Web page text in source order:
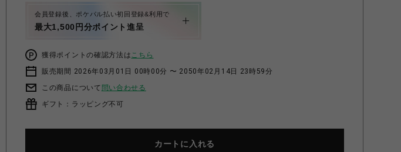
会員登録後、ポケパル払い初回登録&利用で
最大1,500円分ポイント進呈
獲得ポイントの確認方法はこちら
販売期間 2026年03月01日 00時00分 〜 2050年02月14日 23時59分
この商品について 問い合わせる
ギフト：ラッピング不可
カートに入れる